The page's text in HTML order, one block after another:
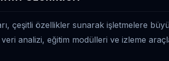
çeşitli özellikler sunarak işletmelere
analizi, eğitim modülleri ve izleme